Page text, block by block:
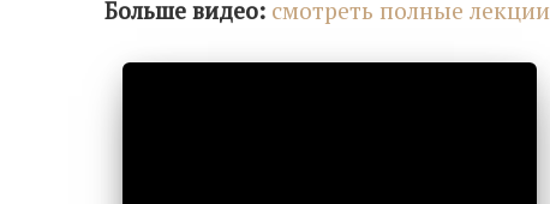
Больше видео: cмотреть полные лекции